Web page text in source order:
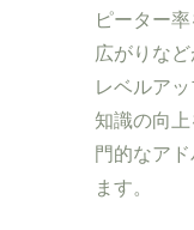
ピーター
広がりな
レベルア
知識の向
門的なア
ます。